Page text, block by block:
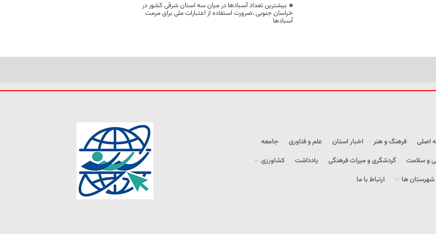
بیشترین تعداد آسبادها در میان سه استان شرقی کشور در
خراسان جنوبی ،ضرورت استفاده از اعتبارات ملی برای مرمت
آسبادها
اصلی فرهنگ و هنر اخبار استان علم و فناوری
جامعه
و سلامت
گردشگری و میراث فرهنگی یادداشت
کشاورزی
شهرستان ها
ارتباط با ما